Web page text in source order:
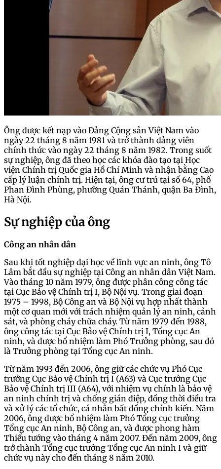
Ông được kết nạp vào Đảng Cộng sản Việt Nam vào
ngày 22 tháng 8 năm 1981 và trở thành đảng viên
chính thức vào ngày 22 tháng 8 năm 1982. Trong suốt
sự nghiệp, ông đã theo học các khóa đào tạo tại Học
viện Chính trị Quốc gia Hồ Chí Minh và nhận bằng Cao
cấp lý luận chính trị. Hiện tại, ông cư trú tại số 64, phố
Phan Đình Phùng, phường Quán Thánh, quận Ba Đình,
Hà Nội.
Sự nghiệp của ông
Công an nhân dân
Sau khi tốt nghiệp đại học về lĩnh vực an ninh, ông Tô
Lâm bắt đầu sự nghiệp tại Công an nhân dân Việt Nam.
Vào tháng 10 năm 1979, ông được phân công công tác
tại Cục Bảo vệ Chính trị I, Bộ Nội vụ. Trong giai đoạn
1975 – 1998, Bộ Công an và Bộ Nội vụ hợp nhất thành
một cơ quan mới với trách nhiệm quản lý an ninh, cảnh
sát, và phòng cháy chữa cháy. Từ năm 1979 đến 1988,
ông công tác tại Cục Bảo vệ Chính trị I, Tổng cục An
ninh, và được bổ nhiệm làm Phó Trưởng phòng, sau đó
là Trưởng phòng tại Tổng cục An ninh.
Từ năm 1993 đến 2006, ông giữ các chức vụ Phó Cục
trưởng Cục Bảo vệ Chính trị I (A63) và Cục trưởng Cục
Bảo vệ Chính trị III (A64), với nhiệm vụ chính là bảo vệ
an ninh chính trị và chống gián điệp, đồng thời điều tra
và xử lý các tổ chức, cá nhân bất đồng chính kiến. Năm
2006, ông được bổ nhiệm làm Phó Tổng cục trưởng
Tổng cục An ninh, Bộ Công an, và được phong hàm
Thiếu tướng vào tháng 4 năm 2007. Đến năm 2009, ông
trở thành Tổng cục trưởng Tổng cục An ninh I và giữ
chức vụ này cho đến tháng 8 năm 2010.